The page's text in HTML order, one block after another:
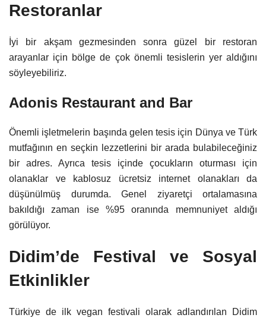
Restoranlar
İyi bir akşam gezmesinden sonra güzel bir restoran
arayanlar için bölge de çok önemli tesislerin yer aldığını
söyleyebiliriz.
Adonis Restaurant and Bar
Önemli işletmelerin başında gelen tesis için Dünya ve Türk
mutfağının en seçkin lezzetlerini bir arada bulabileceğiniz
bir adres. Ayrıca tesis içinde çocukların oturması için
olanaklar ve kablosuz ücretsiz internet olanakları da
düşünülmüş durumda. Genel ziyaretçi ortalamasına
bakıldığı zaman ise %95 oranında memnuniyet aldığı
görülüyor.
Didim’de Festival ve Sosyal
Etkinlikler
Türkiye de ilk vegan festivali olarak adlandırılan Didim